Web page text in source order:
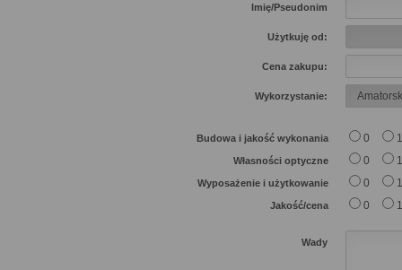
Imię/Pseudonim
Użytkuję od:
Cena zakupu:
Wykorzystanie:
Budowa i jakość wykonania 0 1
Własności optyczne 0 1
Wyposażenie i użytkowanie 0 1
Jakość/cena 0 1
Wady